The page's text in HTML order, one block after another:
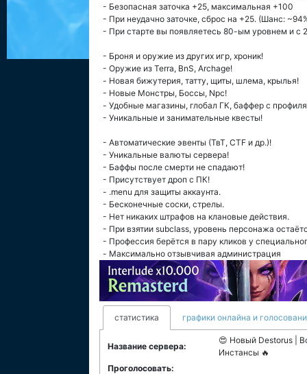
- Безопасная заточка +25, максимальная +100
- При неудачно заточке, сброс на +25. (Шанс:
- При старте вы появляетесь 80-ым уровнем и с
- Броня и оружие из других игр, хроник!
- Оружие из Terra, BnS, Archage!
- Новая бижутерия, татту, щиты, шлема, крылья!
- Новые Монстры, Боссы, Npc!
- Удобные магазины, глобал ГК, баффер с
- Уникальные и занимательные квесты!
- Автоматические эвенты (ТвТ, CTF и др.)!
- Уникальные валюты сервера!
- Баффы после смерти не спадают!
- Присутствует дроп с ПК!
- .menu для защиты аккаунта.
- Бесконечные соски, стрелы.
- Нет никаких штрафов на клановые действия.
- При взятии subclass, уровень персонажа
- Профессия берётся в пару кликов у
- Максимально отзывчивая администрация
статистика графики онлайна и
Название сервера:
😍 Новый Destorus |
Инстансы 🔥
Проголосовать: